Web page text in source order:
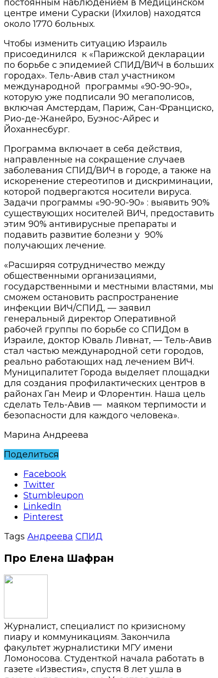
постоянным наблюдением в Медицинском
центре имени Сураски (Ихилов) находятся
около 1770 больных.
Чтобы изменить ситуацию Израиль
присоединился к «Парижской декларации
по борьбе с эпидемией СПИД/ВИЧ в больших
городах». Тель-Авив стал участником
международной программы «90-90-90»,
которую уже подписали 90 мегаполисов,
включая Амстердам, Париж, Сан-Франциско,
Рио-де-Жанейро, Буэнос-Айрес и
Йоханнесбург.
Программа включает в себя действия,
направленные на сокращение случаев
заболевания СПИД/ВИЧ в городе, а также на
искоренение стереотипов и дискриминации,
которой подвергаются носители вируса.
Задачи программы «90-90-90» : выявить 90%
существующих носителей ВИЧ, предоставить
этим 90% антивирусные препараты и
подавить развитие болезни у 90%
получающих лечение.
«Расширяя сотрудничество между
общественными организациями,
государственными и местными властями, мы
сможем остановить распространение
инфекции ВИЧ/СПИД, — заявил
генеральный директор Оперативной
рабочей группы по борьбе со СПИДом в
Израиле, доктор Юваль Ливнат, — Тель-Авив
стал частью международной сети городов,
реально работающих над лечением ВИЧ.
Муниципалитет Города выделяет площадки
для создания профилактических центров в
районах Ган Меир и Флорентин. Наша цель
сделать Тель-Авив — маяком терпимости и
безопасности для каждого человека».
Марина Андреева
Поделиться
Facebook
Twitter
Stumbleupon
LinkedIn
Pinterest
Tags Андреева СПИД
Про Елена Шафран
Журналист, специалист по кризисному
пиару и коммуникациям. Закончила
факультет журналистики МГУ имени
Ломоносова. Студенткой начала работать в
газете «Известия», спустя 8 лет ушла в